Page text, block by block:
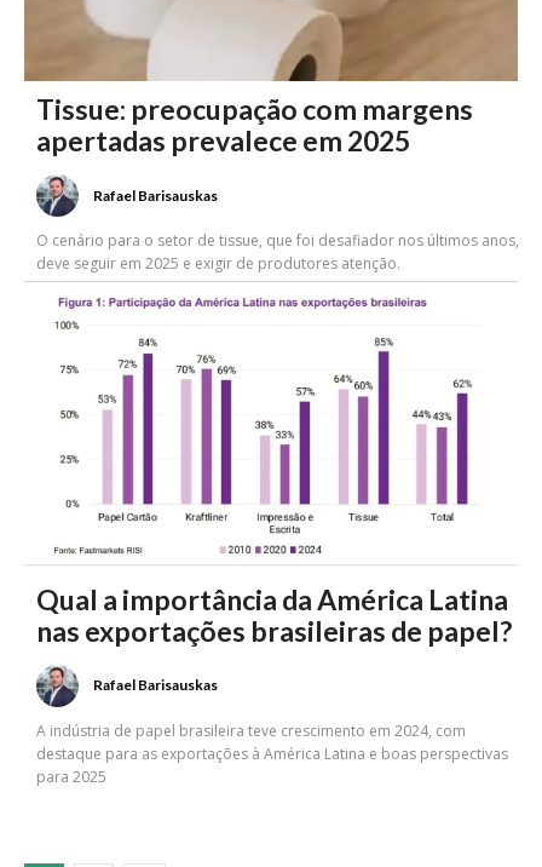
Tissue: preocupação com margens
apertadas prevalece em 2025
Rafael Barisauskas
O cenário para o setor de tissue, que foi desafiador nos últimos anos,
deve seguir em 2025 e exigir de produtores atenção.
Qual a importância da América Latina
nas exportações brasileiras de papel?
Rafael Barisauskas
A indústria de papel brasileira teve crescimento em 2024, com
destaque para as exportações à América Latina e boas perspectivas
para 2025